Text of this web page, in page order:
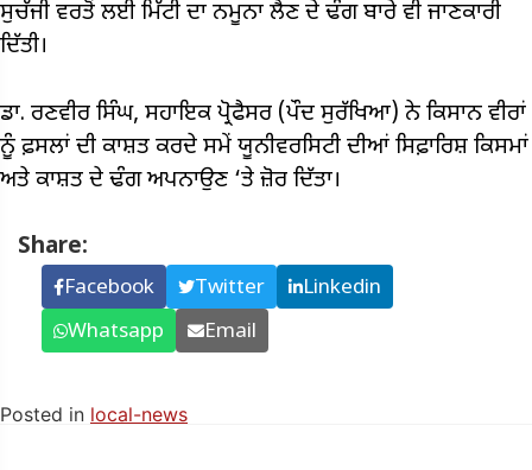
ਸੁਚੱਜੀ ਵਰਤੋਂ ਲਈ ਮਿੱਟੀ ਦਾ ਨਮੂਨਾ ਲੈਣ ਦੇ ਢੰਗ ਬਾਰੇ ਵੀ ਜਾਣਕਾਰੀ
ਦਿੱਤੀ।
ਡਾ. ਰਣਵੀਰ ਸਿੰਘ, ਸਹਾਇਕ ਪ੍ਰੋਫੈਸਰ (ਪੌਦ ਸੁਰੱਖਿਆ) ਨੇ ਕਿਸਾਨ ਵੀਰਾਂ
ਨੂੰ ਫ਼ਸਲਾਂ ਦੀ ਕਾਸ਼ਤ ਕਰਦੇ ਸਮੇਂ ਯੂਨੀਵਰਸਿਟੀ ਦੀਆਂ ਸਿਫ਼ਾਰਿਸ਼ ਕਿਸਮਾਂ
ਅਤੇ ਕਾਸ਼ਤ ਦੇ ਢੰਗ ਅਪਨਾਉਣ ‘ਤੇ ਜ਼ੋਰ ਦਿੱਤਾ।
Share:
Facebook Twitter
Linkedin
Whatsapp
Email
Posted in local-news